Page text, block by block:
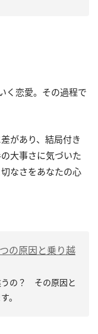
く恋愛。その過程で
があり、結局付き
大事さに気づいた
なさをあなたの心
の原因と乗り越
うの？ その原因と
。